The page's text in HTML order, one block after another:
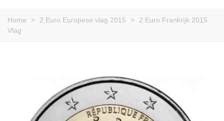
Home > 2 Euro Europese vlag 2015 >
2 Euro Frankrijk 2015
Vlag